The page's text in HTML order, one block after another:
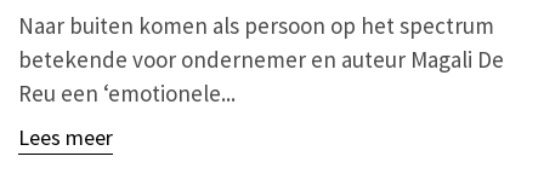
Naar buiten komen als persoon op het spectrum
betekende voor ondernemer en auteur Magali De
Reu een ‘emotionele...
Lees meer